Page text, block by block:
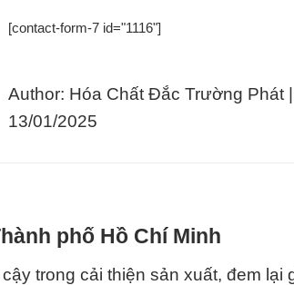
[contact-form-7 id="1116"]
Author: Hóa Chất Đắc Trường Phát
13/01/2025
phố Hồ Chí Minh
trong cải thiện sản xuất, đem lại